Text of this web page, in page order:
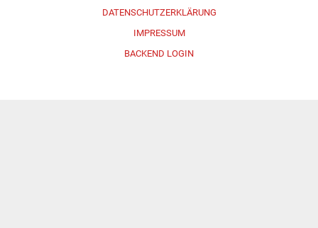
DATENSCHUTZERKLÄRUNG
IMPRESSUM
BACKEND LOGIN